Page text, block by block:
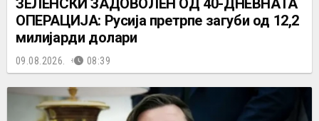
ЗЕЛЕНСКИ ЗАДОВОЛЕН ОД 40-ДНЕВНАТА
ОПЕРАЦИЈА: Русија претрпе загуби од 12,2
милијарди долари
09.08.2026. 08:39